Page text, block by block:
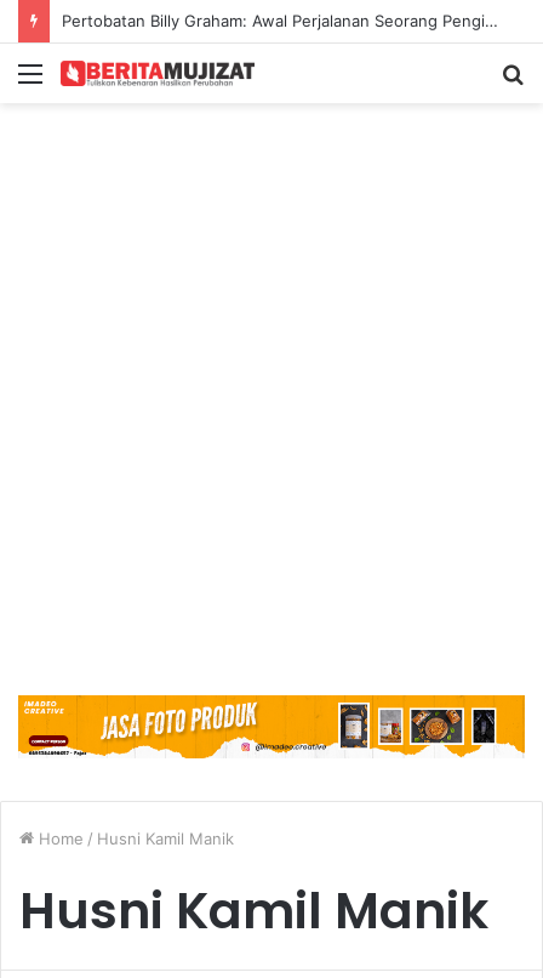
Pertobatan Billy Graham: Awal Perjalanan Seorang Penginjil Dunia
Menu
Home / Husni Kamil Manik
Husni Kamil Manik